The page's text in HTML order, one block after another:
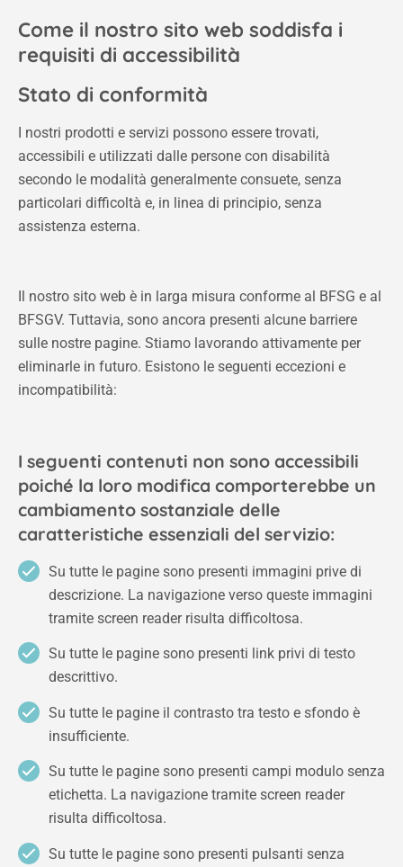
Come il nostro sito web soddisfa i
requisiti di accessibilità
Stato di conformità
I nostri prodotti e servizi possono essere trovati,
accessibili e utilizzati dalle persone con disabilità
secondo le modalità generalmente consuete, senza
particolari difficoltà e, in linea di principio, senza
assistenza esterna.
Il nostro sito web è in larga misura conforme al BFSG e al
BFSGV. Tuttavia, sono ancora presenti alcune barriere
sulle nostre pagine. Stiamo lavorando attivamente per
eliminarle in futuro. Esistono le seguenti eccezioni e
incompatibilità:
I seguenti contenuti non sono accessibili
poiché la loro modifica comporterebbe un
cambiamento sostanziale delle
caratteristiche essenziali del servizio:
Su tutte le pagine sono presenti immagini prive di
descrizione. La navigazione verso queste immagini
tramite screen reader risulta difficoltosa.
Su tutte le pagine sono presenti link privi di testo
descrittivo.
Su tutte le pagine il contrasto tra testo e sfondo è
insufficiente.
Su tutte le pagine sono presenti campi modulo senza
etichetta. La navigazione tramite screen reader
risulta difficoltosa.
Su tutte le pagine sono presenti pulsanti senza